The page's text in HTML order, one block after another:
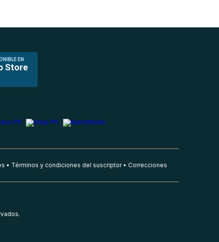
EN
Store
Términos y condiciones del suscriptor Correcciones